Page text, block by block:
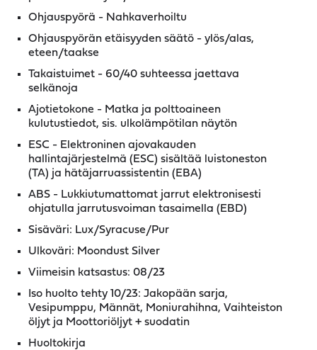
Ohjauspyörä - Nahkaverhoiltu
Ohjauspyörän etäisyyden säätö - ylös/alas,
eteen/taakse
Takaistuimet - 60/40 suhteessa jaettava
selkänoja
Ajotietokone - Matka ja polttoaineen
kulutustiedot, sis. ulkolämpötilan näytön
ESC - Elektroninen ajovakauden
hallintajärjestelmä (ESC) sisältää luistoneston
(TA) ja hätäjarruassistentin (EBA)
ABS - Lukkiutumattomat jarrut elektronisesti
ohjatulla jarrutusvoiman tasaimella (EBD)
Sisäväri: Lux/Syracuse/Pur
Ulkoväri: Moondust Silver
Viimeisin katsastus: 08/23
Iso huolto tehty 10/23: Jakopään sarja,
Vesipumppu, Männät, Moniurahihna, Vaihteiston
öljyt ja Moottoriöljyt + suodatin
Huoltokirja